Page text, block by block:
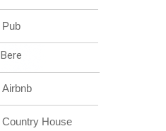
Pub
Bere
Airbnb
Country House